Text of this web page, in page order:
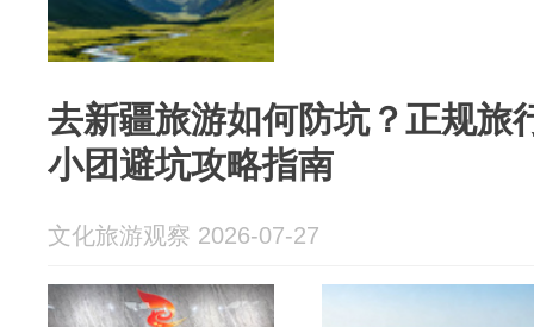
去新疆旅游如何防坑？正规旅
小团避坑攻略指南
文化旅游观察 2026-07-27